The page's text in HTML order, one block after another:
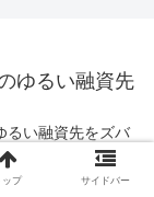
ゆるい融資先
るい融資先をズバ
ップ サイドバー